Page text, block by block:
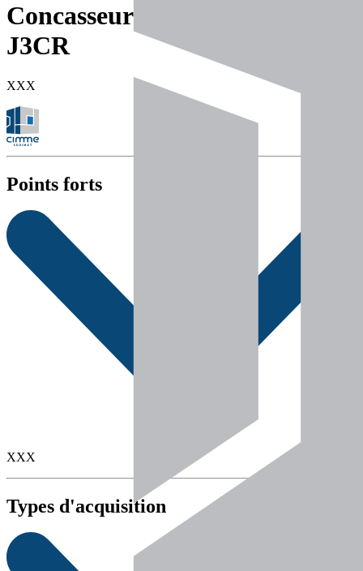
Concasseurs
J3CR
XXX
Points forts
XXX
Types d'acquisition